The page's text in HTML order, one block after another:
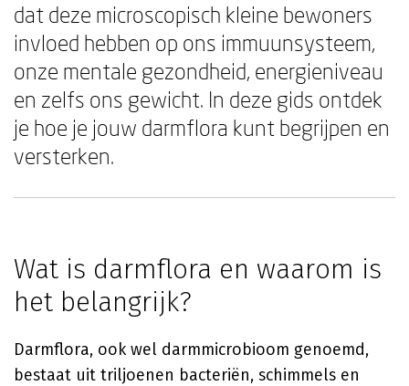
dat deze microscopisch kleine bewoners
invloed hebben op ons immuunsysteem,
onze mentale gezondheid, energieniveau
en zelfs ons gewicht. In deze gids ontdek
je hoe je jouw darmflora kunt begrijpen en
versterken.
Wat is darmflora en waarom is
het belangrijk?
Darmflora, ook wel darmmicrobioom genoemd,
bestaat uit triljoenen bacteriën, schimmels en